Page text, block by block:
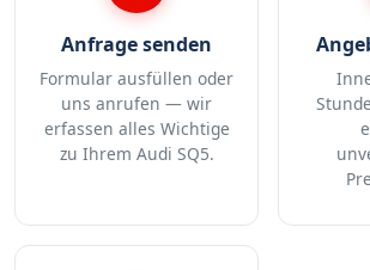
Anfrage senden
Formular ausfüllen oder
uns anrufen — wir
erfassen alles Wichtige
zu Ihrem Audi SQ5.